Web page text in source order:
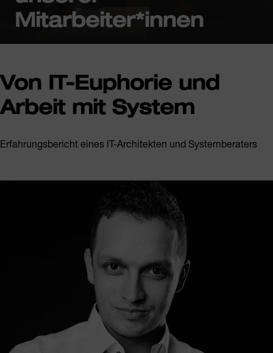
Mitarbeiter*innen
Von IT-Euphorie und
Arbeit mit System
Erfahrungsbericht eines IT-Architekten und Systemberaters